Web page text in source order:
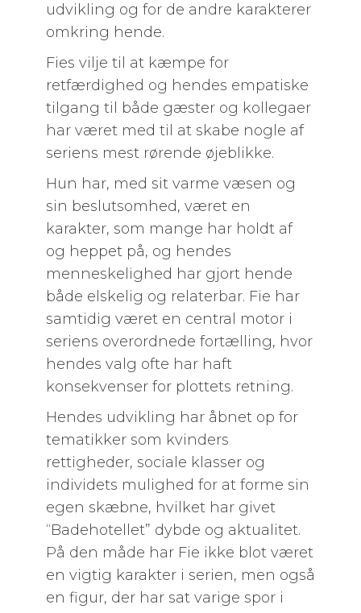
udvikling og for de andre karakterer
omkring hende.
Fies vilje til at kæmpe for
retfærdighed og hendes empatiske
tilgang til både gæster og kollegaer
har været med til at skabe nogle af
seriens mest rørende øjeblikke.
Hun har, med sit varme væsen og
sin beslutsomhed, været en
karakter, som mange har holdt af
og heppet på, og hendes
menneskelighed har gjort hende
både elskelig og relaterbar. Fie har
samtidig været en central motor i
seriens overordnede fortælling, hvor
hendes valg ofte har haft
konsekvenser for plottets retning.
Hendes udvikling har åbnet op for
tematikker som kvinders
rettigheder, sociale klasser og
individets mulighed for at forme sin
egen skæbne, hvilket har givet
“Badehotellet” dybde og aktualitet.
På den måde har Fie ikke blot været
en vigtig karakter i serien, men også
en figur, der har sat varige spor i